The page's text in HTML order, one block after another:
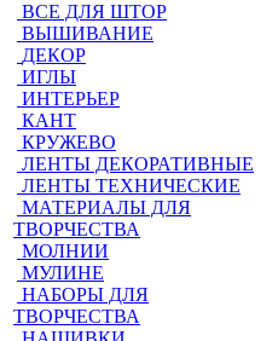
ВСЕ ДЛЯ ШТОР
ВЫШИВАНИЕ
ДЕКОР
ИГЛЫ
ИНТЕРЬЕР
КАНТ
КРУЖЕВО
ЛЕНТЫ ДЕКОРАТИВНЫЕ
ЛЕНТЫ ТЕХНИЧЕСКИЕ
МАТЕРИАЛЫ ДЛЯ
ТВОРЧЕСТВА
МОЛНИИ
МУЛИНЕ
НАБОРЫ ДЛЯ
ТВОРЧЕСТВА